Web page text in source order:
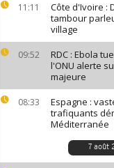
11:11
Côte d'Ivoire :
tambour
village
09:52
RDC : Ebola
l'ONU alerte
majeure
08:33
Espagne :
trafiquants
Méditerranée
7 août